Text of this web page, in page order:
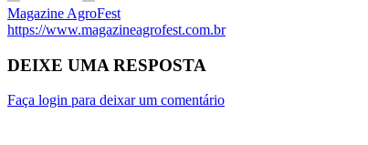
Magazine AgroFest
https://www.magazineagrofest.com.br
DEIXE UMA RESPOSTA
Faça login para deixar um comentário